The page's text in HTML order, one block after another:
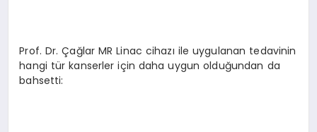
Prof. Dr. Çağlar MR Linac cihazı ile uygulanan tedavinin
hangi tür kanserler için daha uygun olduğundan da
bahsetti: